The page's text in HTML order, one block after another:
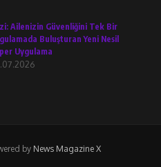
Ailenizin Güvenliğini Tek Bir
Buluşturan Yeni Nesil
Uygulama
by News Magazine X